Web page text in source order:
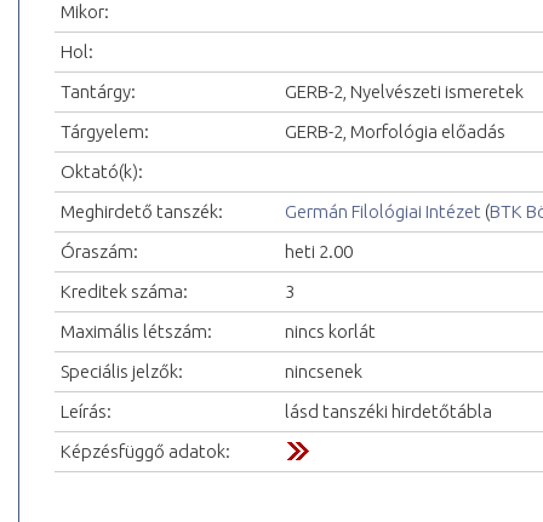
Mikor:
Hol:
Tantárgy:
GERB-2, Nyelvészeti ismeretek
Tárgyelem:
GERB-2, Morfológia előadás
Oktató(k):
Meghirdető tanszék:
Germán Filológiai Intézet (BTK
Óraszám:
heti 2.00
Kreditek száma:
3
Maximális létszám:
nincs korlát
Speciális jelzők:
nincsenek
Leírás:
lásd tanszéki hirdetőtábla
Képzésfüggő adatok: